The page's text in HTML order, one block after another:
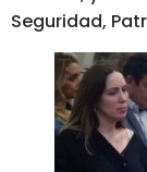
Seguridad,